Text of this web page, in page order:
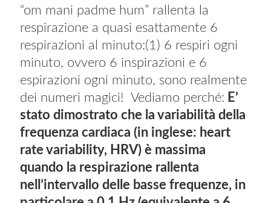
“om mani padme hum” rallenta la
respirazione a quasi esattamente 6
respirazioni al minuto:(1) 6 respiri ogni
minuto, ovvero 6 inspirazioni e 6
espirazioni ogni minuto, sono realmente
dei numeri magici! Vediamo perché: E’
stato dimostrato che la variabilità della
frequenza cardiaca (in inglese: heart
rate variability, HRV) è massima
quando la respirazione rallenta
nell’intervallo delle basse frequenze, in